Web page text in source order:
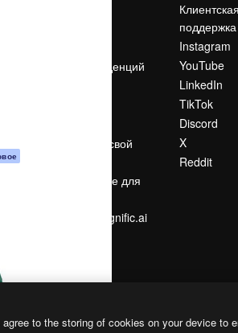
Поиск тенденций
Продайте свой
Помещение для
Ищете magnific.ai
Клиентская
поддержка
Instagram
YouTube
LinkedIn
TikTok
Discord
X
Reddit
to the storing of cookies on your device to